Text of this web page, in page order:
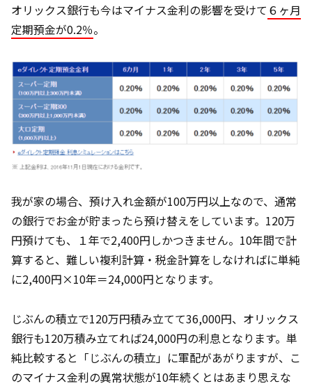
オリックス銀行も今はマイナス金利の影響を受けて ６ヶ月
定期預金が0.2％。
我が家の場合、預け入れ金額が100万円以上なので、通常
の銀行でお金が貯まったら預け替えをしています。120万
円預けても、１年で2,400円しかつきません。10年間で計
算すると、難しい複利計算・税金計算をしなければに単純
に2,400円×10年＝24,000円となります。
じぶんの積立で120万円積み立てて36,000円、オリックス
銀行も120万積み立てれば24,000円の利息となります。単
純比較すると「じぶんの積立」に軍配があがりますが、こ
のマイナス金利の異常状態が10年続くとはあまり思えな